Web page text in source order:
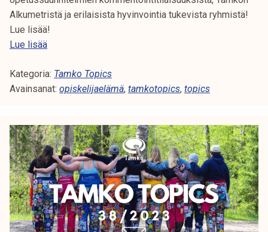
Alkumetristä ja erilaisista hyvinvointia tukevista ryhmistä!
Lue lisää!
Lue lisääT
m
k
o
p
i
c
s
4
0
Kategoria: Tamko Topics
Avainsanat: opiskelijaelämä, tamkotopics, topics